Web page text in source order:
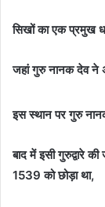
सिखों का एक प्रमुख
जहां गुरु नानक देव ने
इस स्थान पर गुरु
बाद में इसी गुरुद्वारे
1539 को छोड़ा था,